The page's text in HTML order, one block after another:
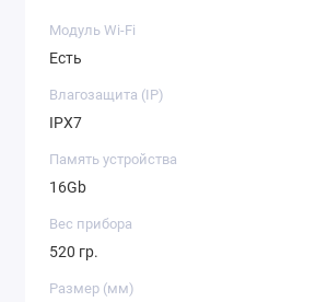
Модуль Wi-Fi
Есть
Влагозащита (IP)
IPX7
Память устройства
16Gb
Вес прибора
520 гр.
Размер (мм)